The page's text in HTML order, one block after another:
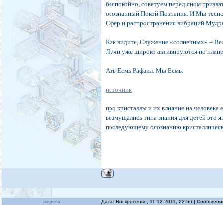
беспокойно, советуем перед сном
осознанный Покой Познания. И Мы
Сфер и распространения вибраций
Как видите, Служение «солнечных» –
Лучи уже широко активируются по
Азъ Есмь Рафаил. Мы Есмь.
источник
про кристаллы и их влияние на
возмущались типа знания для детей
последующему осознанию
серёга Дата: Воскресенье, 11.12.2011, 22:56 |